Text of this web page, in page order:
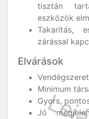
tisztán
eszközök
Takarítás,
zárással
Elvárások
Minimum
Gyors,
Jó